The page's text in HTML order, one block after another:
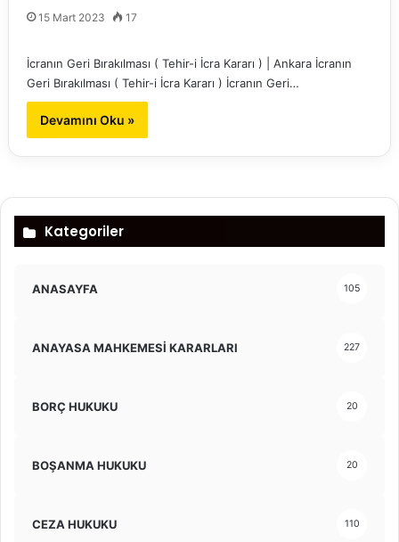
15 Mart 2023 17
İcranın Geri Bırakılması ( Tehir-i İcra Kararı ) | Ankara İcranın
Geri Bırakılması ( Tehir-i İcra Kararı ) İcranın Geri…
Devamını Oku »
Kategoriler
ANASAYFA 105
ANAYASA MAHKEMESİ KARARLARI 227
BORÇ HUKUKU 20
BOŞANMA HUKUKU 20
CEZA HUKUKU 110